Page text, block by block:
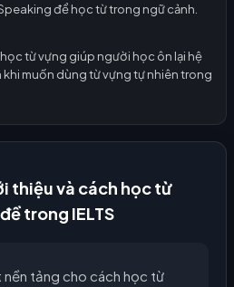
để học từ trong ngữ cảnh.
từ vựng giúp người học ôn lại hệ
muốn dùng từ vựng tự nhiên trong
thiệu và cách học từ
trong IELTS
nền tảng cho cách học từ